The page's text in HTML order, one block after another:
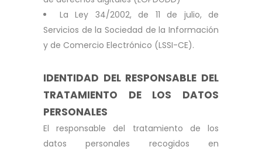
La Ley 34/2002, de 11 de julio, de
Servicios de la Sociedad de la Información
y de Comercio Electrónico (LSSI-CE).
IDENTIDAD DEL RESPONSABLE DEL
TRATAMIENTO DE LOS DATOS
PERSONALES
El responsable del tratamiento de los
datos personales recogidos en